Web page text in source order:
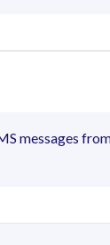
messages